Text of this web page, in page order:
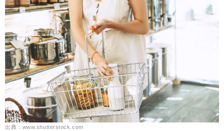
出典：www.shutterstock.com